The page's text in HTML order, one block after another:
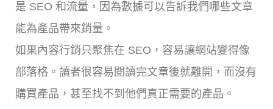
是 SEO 和流量，因為數據可以告訴我們哪些文章
能為產品帶來銷量。
如果內容行銷只聚焦在 SEO，容易讓網站變得像
部落格。讀者很容易閱讀完文章後就離開，而沒有
購買產品，甚至找不到他們真正需要的產品。